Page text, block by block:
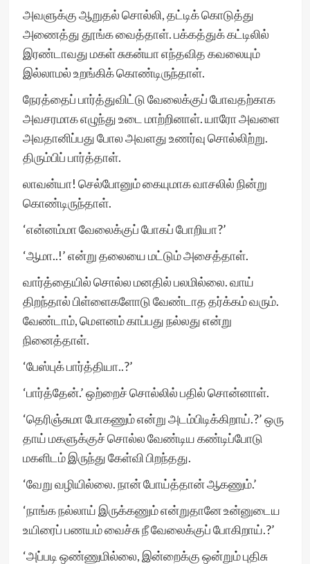
அவளுக்கு ஆறுதல் சொல்லி, தட்டிக் கொடுத்து
அணைத்து தூங்க வைத்தாள். பக்கத்துக் கட்டிலில்
இரண்டாவது மகள் சுகன்யா எந்தவித கவலையும்
இல்லாமல் உறங்கிக் கொண்டிருந்தாள்.
நேரத்தைப் பார்த்துவிட்டு வேலைக்குப் போவதற்காக
அவசரமாக எழுந்து உடை மாற்றினாள். யாரோ அவளை
அவதானிப்பது போல அவளது உணர்வு சொல்லிற்று.
திரும்பிப் பார்த்தாள்.
லாவன்யா! செல்போனும் கையுமாக வாசலில் நின்று
கொண்டிருந்தாள்.
‘என்னம்மா வேலைக்குப் போகப் போறியா?’
‘ஆமா..!’ என்று தலையை மட்டும் அசைத்தாள்.
வார்த்தையில் சொல்ல மனதில் பலமில்லை. வாய்
திறந்தால் பிள்ளைகளோடு வேண்டாத தர்க்கம் வரும்.
வேண்டாம், மௌனம் காப்பது நல்லது என்று
நினைத்தாள்.
‘பேஸ்புக் பார்த்தியா..?’
‘பார்த்தேன்.’ ஒற்றைச் சொல்லில் பதில் சொன்னாள்.
‘தெரிஞ்சுமா போகணும் என்று அடம்பிடிக்கிறாய்.?’ ஒரு
தாய் மகளுக்குச் சொல்ல வேண்டிய கண்டிப்போடு
மகளிடம் இருந்து கேள்வி பிறந்தது.
‘வேறு வழியில்லை. நான் போய்த்தான் ஆகணும்.’
‘நாங்க நல்லாய் இருக்கணும் என்றுதானே உன்னுடைய
உயிரைப் பணயம் வைச்சு நீ வேலைக்குப் போகிறாய்.?’
‘அப்படி ஒண்ணுமில்லை, இன்றைக்கு ஒன்றும் புதிசு